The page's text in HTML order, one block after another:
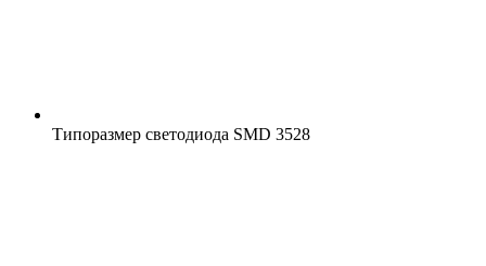
Типоразмер светодиода SMD 3528